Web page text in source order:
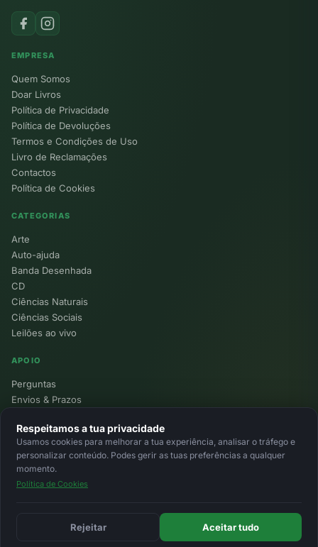
EMPRESA
Quem Somos
Doar Livros
Política de Privacidade
Política de Devoluções
Termos e Condições de Uso
Livro de Reclamações
Contactos
Política de Cookies
CATEGORIAS
Arte
Auto-ajuda
Banda Desenhada
CD
Ciências Naturais
Ciências Sociais
Leilões ao vivo
APOIO
Perguntas
Envios & Prazos
Devoluções
Minha Conta
© 2026 Ecolivros. Todos os direitos reservados.
Respeitamos a tua privacidade
Usamos cookies para melhorar a tua experiência, analisar o tráfego e
personalizar conteúdo. Podes gerir as tuas preferências a qualquer
momento.
Política de Cookies
Rejeitar Aceitar tudo